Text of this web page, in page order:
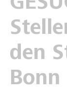
Gewerblich-
Deine
Interviews
Spannende
Werkstudium
den
Bonn